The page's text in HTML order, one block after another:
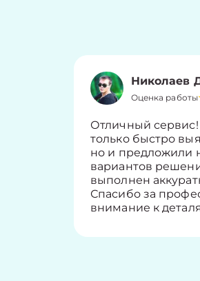
Николаев
Оценка работы
Отличный
только быстро
но и предложили
вариантов
выполнен
Спасибо за
внимание к